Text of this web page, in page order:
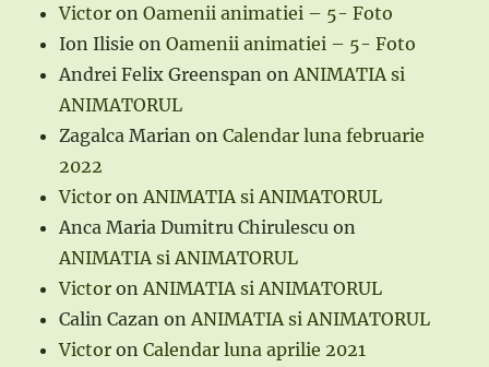
Victor onOamenii animatiei – 5- Foto
Ion Ilisie onOamenii animatiei – 5- Foto
Andrei Felix Greenspan on ANIMATIA si
ANIMATORUL
Zagalca Marian onCalendar luna februarie
2022
Victor on ANIMATIA si ANIMATORUL
Anca Maria Dumitru Chirulescu on
ANIMATIA si ANIMATORUL
Victor on ANIMATIA si ANIMATORUL
Calin Cazan on ANIMATIA si ANIMATORUL
Victor onCalendar luna aprilie 2021